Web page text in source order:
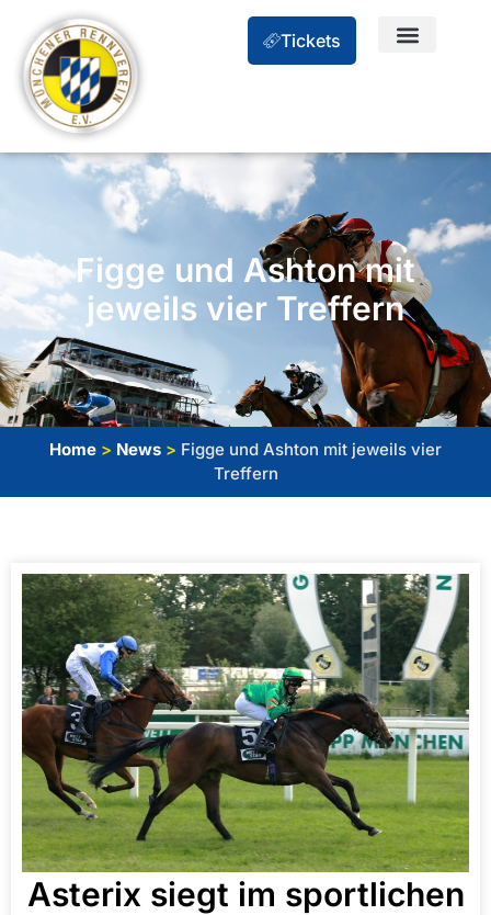
Tickets
Figge und Ashton mit
jeweils vier Treffern
Home > News > Figge und Ashton mit jeweils vier
Treffern
Asterix siegt im sportlichen